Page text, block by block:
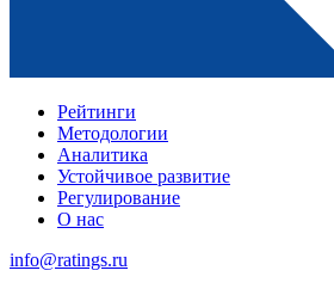
Рейтинги
Методологии
Аналитика
Устойчивое развитие
Регулирование
О нас
info@ratings.ru